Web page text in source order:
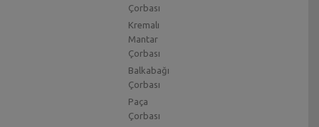
Çorbası
Kremalı
Mantar
Çorbası
Balkabağı
Çorbası
Paça
Çorbası